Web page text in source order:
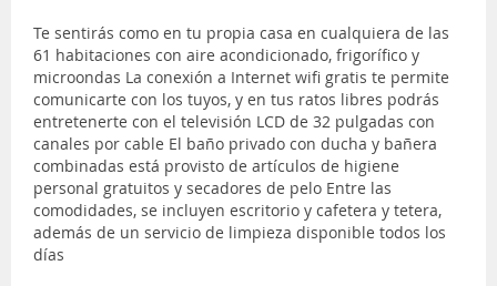
Te sentirás como en tu propia casa en cualquiera de las
61 habitaciones con aire acondicionado, frigorífico y
microondas La conexión a Internet wifi gratis te permite
comunicarte con los tuyos, y en tus ratos libres podrás
entretenerte con el televisión LCD de 32 pulgadas con
canales por cable El baño privado con ducha y bañera
combinadas está provisto de artículos de higiene
personal gratuitos y secadores de pelo Entre las
comodidades, se incluyen escritorio y cafetera y tetera,
además de un servicio de limpieza disponible todos los
días